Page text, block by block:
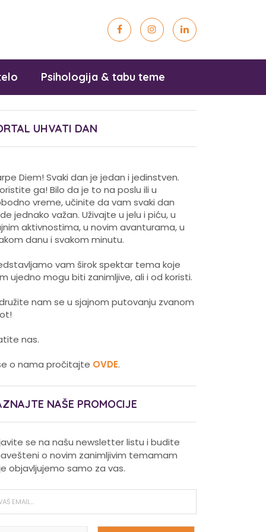
Psihologija & tabu teme
UHVATI DAN
Diem! Svaki dan je jedan i jedinstven.
ga! Bilo da je to na poslu ili u
vreme, učinite da vam svaki dan
jednako važan. Uživajte u jelu i piću, u
aktivnostima, u novim avanturama, u
danu i svakom minutu.
vam širok spektar tema koje
ujedno mogu biti zanimljive, ali i od koristi.
nam se u sjajnom putovanju zvanom
nas.
o nama pročitajte OVDE.
NAŠE PROMOCIJE
se na našu newsletter listu i budite
o novim zanimljivim temamam
objavljujemo samo za vas.
kosu